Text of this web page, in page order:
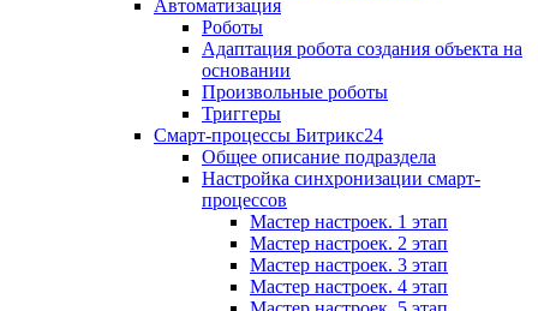
Автоматизация
Роботы
Адаптация робота создания объекта на
основании
Произвольные роботы
Триггеры
Смарт-процессы Битрикс24
Общее описание подраздела
Настройка синхронизации смарт-
процессов
Мастер настроек. 1 этап
Мастер настроек. 2 этап
Мастер настроек. 3 этап
Мастер настроек. 4 этап